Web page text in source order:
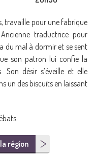
tra­vaille pour une fabrique
tra­duc­trice pour
du mal à dor­mir et se sent
son patron lui confie la
Son désir s’éveille et elle
un des bis­cuits en lais­sant
région